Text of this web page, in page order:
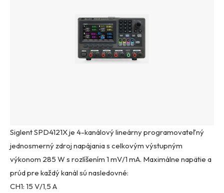
Siglent SPD4121X je 4-kanálový lineárny programovateľný
jednosmerný zdroj napájania s celkovým výstupným
výkonom 285 W s rozlíšením 1 mV/1 mA. Maximálne napätie a
prúd pre každý kanál sú nasledovné:
CH1: 15 V/1,5 A